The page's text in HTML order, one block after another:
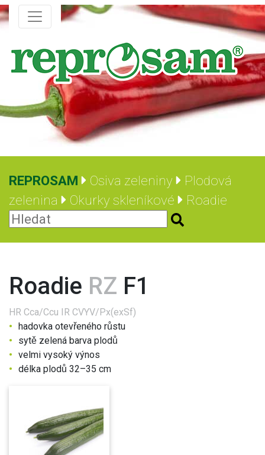
REPROSAM Osiva zeleniny
Plodová
zelenina
Okurky skleníkové Roadie
Roadie RZ F1
HR Cca/Ccu IR CVYV/Px(exSf)
hadovka otevřeného růstu
sytě zelená barva plodů
velmi vysoký výnos
délka plodů 32–35 cm